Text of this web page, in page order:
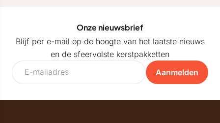
Onze nieuwsbrief
Blijf per e-mail op de hoogte van het laatste nieuws
en de sfeervolste kerstpakketten
Aanmelden